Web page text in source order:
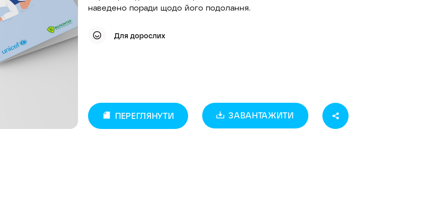
наведено поради щодо його подолання.
Для дорослих
ПЕРЕГЛЯНУТИ ЗАВАНТАЖИТИ